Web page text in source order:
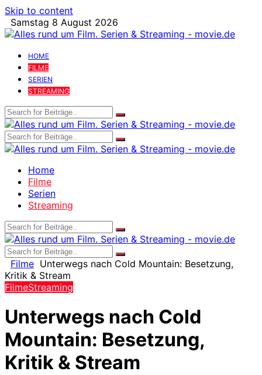
Skip to content
Samstag 8 August 2026
HOME
FILME
SERIEN
STREAMING
Home
Filme
Serien
Streaming
Filme Unterwegs nach Cold Mountain: Besetzung,
Kritik & Stream
FilmeStreaming
Unterwegs nach Cold
Mountain: Besetzung,
Kritik & Stream